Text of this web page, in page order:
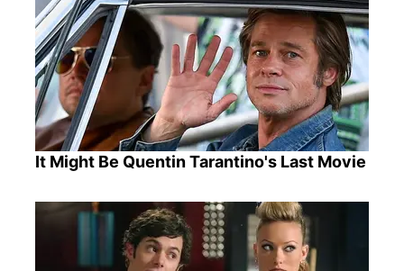
It Might Be Quentin Tarantino's Last Movie